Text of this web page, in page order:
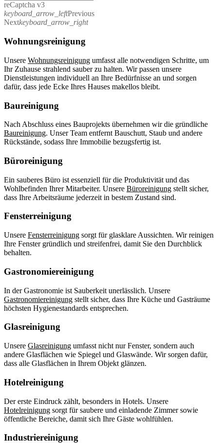
reCaptcha v3
keyboard_arrow_leftPrevious
Nextkeyboard_arrow_right
Wohnungsreinigung
Unsere Wohnungsreinigung umfasst alle notwendigen Schritte, um
Ihr Zuhause strahlend sauber zu halten. Wir passen unsere
Dienstleistungen individuell an Ihre Bedürfnisse an und sorgen
dafür, dass jede Ecke Ihres Hauses makellos bleibt.
Baureinigung
Nach Abschluss eines Bauprojekts übernehmen wir die gründliche
Baureinigung. Unser Team entfernt Bauschutt, Staub und andere
Rückstände, sodass Ihre Immobilie bezugsfertig ist.
Büroreinigung
Ein sauberes Büro ist essenziell für die Produktivität und das
Wohlbefinden Ihrer Mitarbeiter. Unsere Büroreinigung stellt sicher,
dass Ihre Arbeitsräume jederzeit in bestem Zustand sind.
Fensterreinigung
Unsere Fensterreinigung sorgt für glasklare Aussichten. Wir reinigen
Ihre Fenster gründlich und streifenfrei, damit Sie den Durchblick
behalten.
Gastronomiereinigung
In der Gastronomie ist Sauberkeit unerlässlich. Unsere
Gastronomiereinigung stellt sicher, dass Ihre Küche und Gasträume
höchsten Hygienestandards entsprechen.
Glasreinigung
Unsere Glasreinigung umfasst nicht nur Fenster, sondern auch
andere Glasflächen wie Spiegel und Glaswände. Wir sorgen dafür,
dass alle Glasflächen in Ihrem Objekt glänzen.
Hotelreinigung
Der erste Eindruck zählt, besonders in Hotels. Unsere
Hotelreinigung sorgt für saubere und einladende Zimmer sowie
öffentliche Bereiche, damit sich Ihre Gäste wohlfühlen.
Industriereinigung